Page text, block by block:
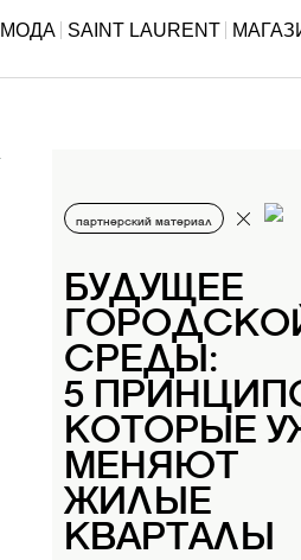
МОДА SAINT LAURENT
партнерский материал
БУДУЩЕЕ
СРЕДЫ:
5
КОТОРЫЕ
МЕНЯЮТ
ЖИЛЫЕ
КВАРТАЛЫ